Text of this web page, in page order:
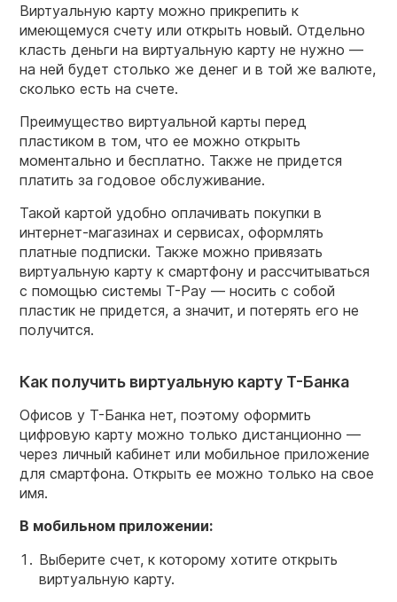
Виртуальную карту можно прикрепить к
имеющемуся счету или открыть новый. Отдельно
класть деньги на виртуальную карту не нужно —
на ней будет столько же денег и в той же валюте,
сколько есть на счете.
Преимущество виртуальной карты перед
пластиком в том, что ее можно открыть
моментально и бесплатно. Также не придется
платить за годовое обслуживание.
Такой картой удобно оплачивать покупки в
интернет-магазинах и сервисах, оформлять
платные подписки. Также можно привязать
виртуальную карту к смартфону и рассчитываться
с помощью системы T-Pay — носить с собой
пластик не придется, а значит, и потерять его не
получится.
Как получить виртуальную карту Т-Банка
Офисов у Т-Банка нет, поэтому оформить
цифровую карту можно только дистанционно —
через личный кабинет или мобильное приложение
для смартфона. Открыть ее можно только на свое
имя.
В мобильном приложении:
Выберите счет, к которому хотите открыть
виртуальную карту.